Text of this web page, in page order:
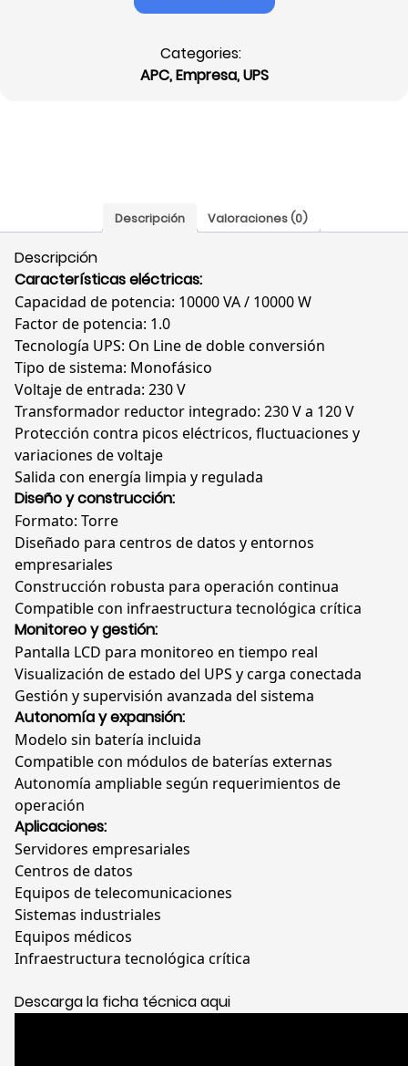
Conversión,
LCD,
230V
a
120V,
SRV10KIL-
10KTF
cantidad
Categories:
APC,Empresa,UPS
Descripción Valoraciones (0)
Descripción
Características eléctricas:
Capacidad de potencia: 10000 VA / 10000 W
Factor de potencia: 1.0
Tecnología UPS: On Line de doble conversión
Tipo de sistema: Monofásico
Voltaje de entrada: 230 V
Transformador reductor integrado: 230 V a 120 V
Protección contra picos eléctricos, fluctuaciones y
variaciones de voltaje
Salida con energía limpia y regulada
Diseño y construcción:
Formato: Torre
Diseñado para centros de datos y entornos
empresariales
Construcción robusta para operación continua
Compatible con infraestructura tecnológica crítica
Monitoreo y gestión:
Pantalla LCD para monitoreo en tiempo real
Visualización de estado del UPS y carga conectada
Gestión y supervisión avanzada del sistema
Autonomía y expansión:
Modelo sin batería incluida
Compatible con módulos de baterías externas
Autonomía ampliable según requerimientos de
operación
Aplicaciones:
Servidores empresariales
Centros de datos
Equipos de telecomunicaciones
Sistemas industriales
Equipos médicos
Infraestructura tecnológica crítica
Descarga la ficha técnica aqui